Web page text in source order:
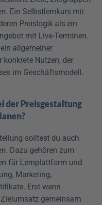
Ein Selbstlernkurs mit
Preislogik als ein
mit Live-Terminen.
allgemeiner
konkrete Nutzen, der
im Geschäftsmodell.
der Preisgestaltung
solltest du auch
Dazu gehören zum
für Lernplattform und
Marketing,
Erst wenn
gemeinsam